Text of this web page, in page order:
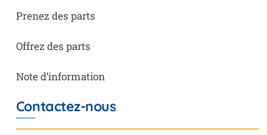
Prenez des parts
Offrez des parts
Note d’information
Contactez-nous